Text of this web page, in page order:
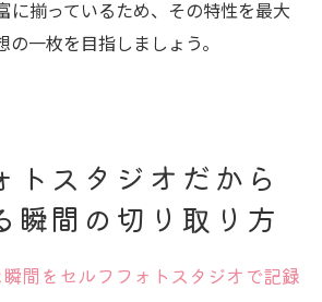
に揃っているため、その特性を最大
一枚を目指しましょう。
トスタジオだから
瞬間の切り取り方
間をセルフフォトスタジオで記録